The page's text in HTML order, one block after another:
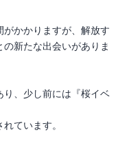
かかりますが、解放す
新たな出会いがありま
り、少し前には『桜イベ
ています。